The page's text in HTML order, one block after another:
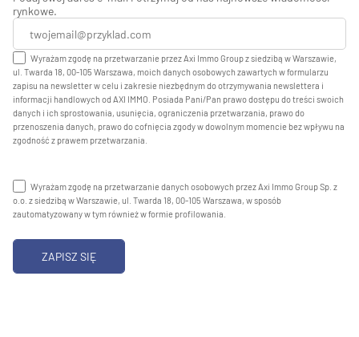
rynkowe.
Wyrażam zgodę na przetwarzanie przez Axi Immo Group z siedzibą w Warszawie,
ul. Twarda 18, 00-105 Warszawa, moich danych osobowych zawartych w formularzu
zapisu na newsletter w celu i zakresie niezbędnym do otrzymywania newslettera i
informacji handlowych od AXI IMMO. Posiada Pani/Pan prawo dostępu do treści swoich
danych i ich sprostowania, usunięcia, ograniczenia przetwarzania, prawo do
przenoszenia danych, prawo do cofnięcia zgody w dowolnym momencie bez wpływu na
zgodność z prawem przetwarzania.
Wyrażam zgodę na przetwarzanie danych osobowych przez Axi Immo Group Sp. z
o.o. z siedzibą w Warszawie, ul. Twarda 18, 00-105 Warszawa, w sposób
zautomatyzowany w tym również w formie profilowania.